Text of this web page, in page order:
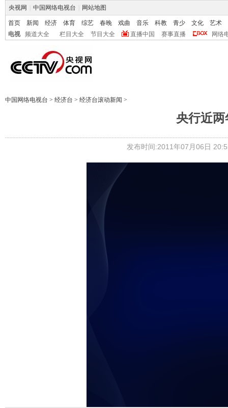
央视网 中国网络电视台 网站地图
首页 新闻 经济 体育 综艺 春晚 戏曲 音乐 科教 青少 文化
艺术
电视
频道大全 栏目大全 节目大全 直播中国 赛事直播 网络
中国网络电视台 > 经济台 > 经济台滚动新闻 >
央行近
发布时间:2011年07月06日